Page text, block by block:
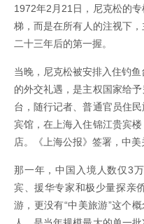
1972年2月21日，尼克松的
梯，而是在所有人的注视下
二十三年后的第一握。
当晚，尼克松被安排入住钓
的外交礼遇，是主权国家给
台，随行记者、普通官员住
宾馆，在上海入住锦江贵宾
店。《上海公报》签署，中
那一年，中国入境人数仅3
宾、援华专家和极少量探亲
游，更没有“中美旅游”这个